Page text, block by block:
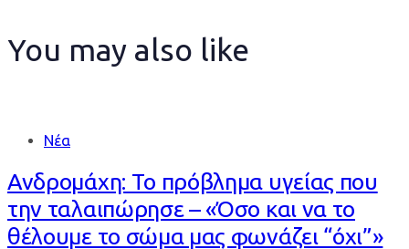
You may also like
Νέα
Ανδρομάχη: Το πρόβλημα υγείας που
την ταλαιπώρησε – «Όσο και να το
θέλουμε το σώμα μας φωνάζει “όχι”»